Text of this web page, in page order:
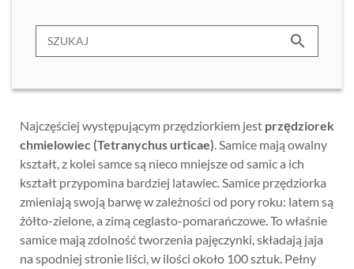
Najczęściej występującym przędziorkiem jest przędziorek
chmielowiec (Tetranychus urticae). Samice mają owalny
kształt, z kolei samce są nieco mniejsze od samic a ich
kształt przypomina bardziej latawiec. Samice przędziorka
zmieniają swoją barwę w zależności od pory roku: latem są
żółto-zielone, a zimą ceglasto-pomarańczowe. To właśnie
samice mają zdolność tworzenia pajęczynki, składają jaja
na spodniej stronie liści, w ilości około 100 sztuk. Pełny
search